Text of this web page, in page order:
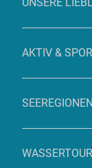
AKTIV &